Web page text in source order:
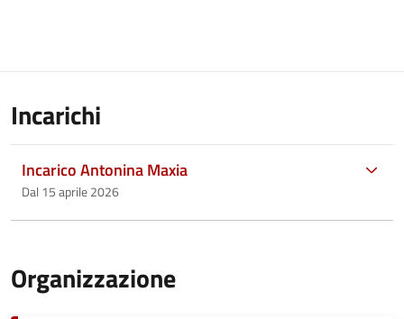
Incarichi
Incarico Antonina Maxia
Dal 15 aprile 2026
Organizzazione